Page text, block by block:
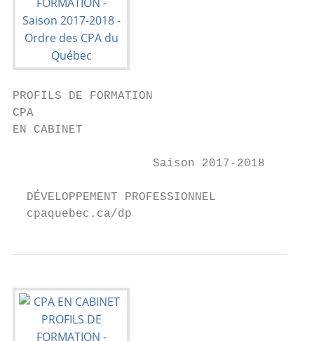
PROFILS DE FORMATION
CPA
EN CABINET
                    Saison 2017-2018
  DÉVELOPPEMENT PROFESSIONNEL
  cpaquebec.ca/dp